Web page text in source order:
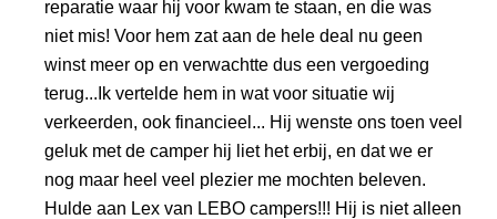
reparatie waar hij voor kwam te staan, en die was
niet mis! Voor hem zat aan de hele deal nu geen
winst meer op en verwachtte dus een vergoeding
terug...Ik vertelde hem in wat voor situatie wij
verkeerden, ook financieel... Hij wenste ons toen veel
geluk met de camper hij liet het erbij, en dat we er
nog maar heel veel plezier me mochten beleven.
Hulde aan Lex van LEBO campers!!! Hij is niet alleen